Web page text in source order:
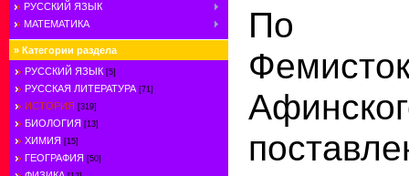
РУССКИЙ ЯЗЫК
МАТЕМАТИКА
» Категории раздела
РУССКИЙ ЯЗЫК [5]
РУССКАЯ ЛИТЕРАТУРА [71]
ИСТОРИЯ [319]
БИОЛОГИЯ [13]
ХИМИЯ [15]
ГЕОГРАФИЯ [50]
По